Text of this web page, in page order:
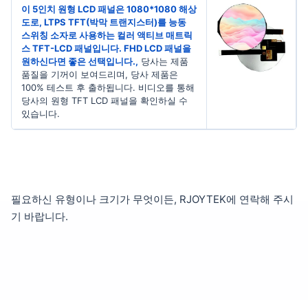
이 5인치 원형 LCD 패널은 1080*1080 해상
도로, LTPS TFT(박막 트랜지스터)를 능동
스위칭 소자로 사용하는 컬러 액티브 매트릭
스 TFT-LCD 패널입니다. FHD LCD 패널을
원하신다면 좋은 선택입니다., 당사는 제품
품질을 기꺼이 보여드리며, 당사 제품은
100% 테스트 후 출하됩니다. 비디오를 통해
당사의 원형 TFT LCD 패널을 확인하실 수
있습니다.
필요하신 유형이나 크기가 무엇이든, RJOYTEK에 연락해 주시
기 바랍니다.